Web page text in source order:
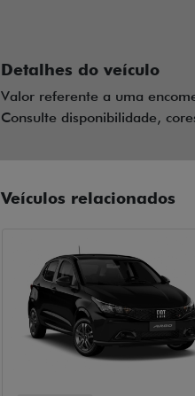
Detalhes do veículo
Valor referente a uma
Consulte disponibilidade,
Veículos relacionados